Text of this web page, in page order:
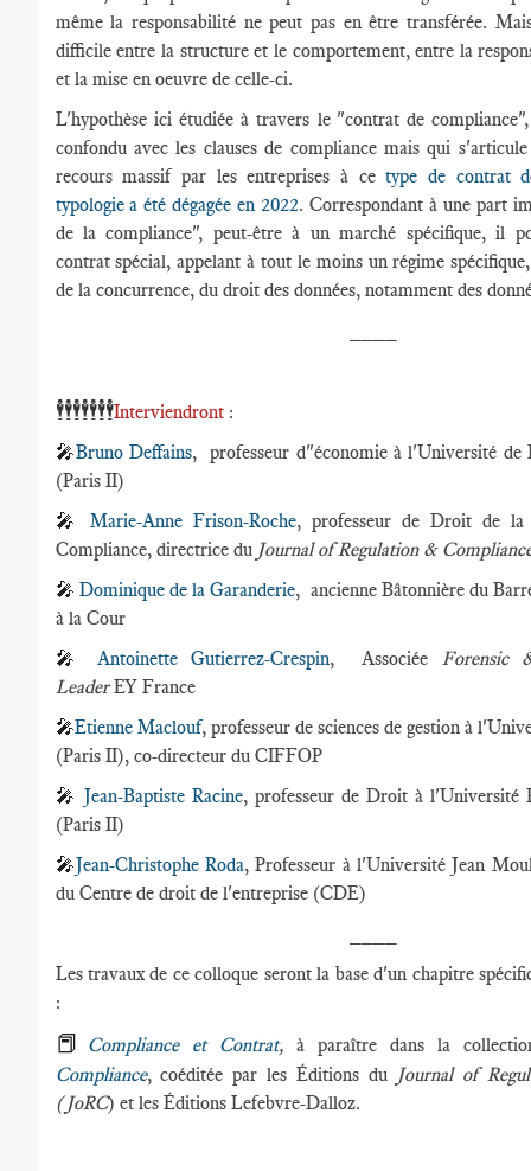
même la responsabilité ne peut pas en être transférée.
difficile entre la structure et le comportement, entre la
et la mise en oeuvre de celle-ci.
L'hypothèse ici étudiée à travers le "contrat de
confondu avec les clauses de compliance mais qui
recours massif par les entreprises à cetype de contrat
typologie a été dégagée en 2022. Correspondant à une part
de la compliance", peut-être à un marché spécifique, il
contrat spécial, appelant à tout le moins un régime
de la concurrence, du droit des données, notamment des
🕴️🕴️🕴️🕴️🕴️🕴️🕴️Interviendront :
🎤Bruno Deffains, professeur d"économie à l'Université de
(Paris II)
🎤Marie-Anne Frison-Roche, professeur de Droit de la
Compliance, directrice du Journal of Regulation &
🎤 Dominique de la Garanderie, ancienne Bâtonnière du
à la Cour
🎤 Antoinette Gutierrez-Crespin, Associée Forensic
LeaderEY France
🎤Etienne Maclouf, professeur de sciences de gestion à
(Paris II), co-directeur du CIFFOP
🎤 Jean-Baptiste Racine, professeur de Droit à l'Université
(Paris II)
🎤Jean-Christophe Roda, Professeur à l'Université Jean
du Centre de droit de l'entreprise (CDE)
Les travaux de ce colloque seront la base d'un chapitre
:
📕 Compliance et Contrat, à paraître dans la
Compliance, coéditée par les Éditions du Journal of
(JoRC) et les Éditions Lefebvre-Dalloz.